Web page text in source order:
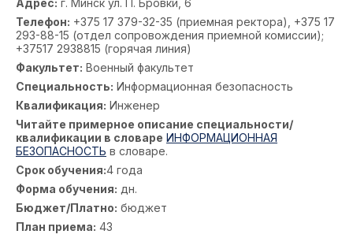
Адрес: г. Минск ул. П. Бровки, 6
Телефон: +375 17 379-32-35 (приемная ректора), +375 17
293-88-15 (отдел сопровождения приемной комиссии);
+37517 2938815 (горячая линия)
Факультет: Военный факультет
Специальность: Информационная безопасность
Квалификация: Инженер
Читайте примерное описание специальности/
квалификации в словаре ИНФОРМАЦИОННАЯ
БЕЗОПАСНОСТЬ в словаре.
Срок обучения:4 года
Форма обучения: дн.
Бюджет/Платно: бюджет
План приема: 43